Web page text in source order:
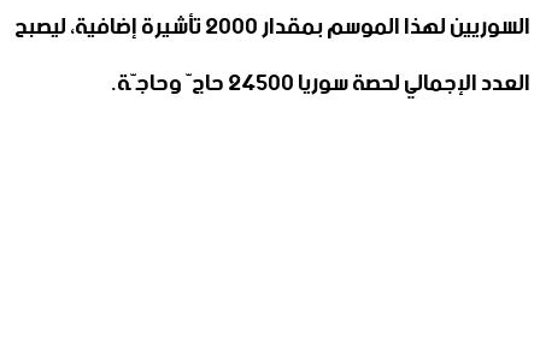
السوريين لهذا الموسم بمقدار 2000 تأشيرة إضافية، ليصبح
العدد الإجمالي لحصة سوريا 24500 حاجّ وحاجّة.